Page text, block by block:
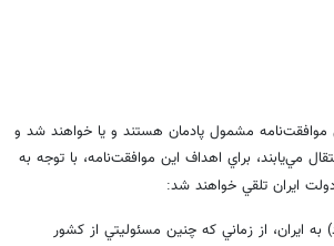
مشمول پادمان هستند و يا خواهند شد و
مي‌يابند، براي اهداف اين موافقت‌نامه، با توجه به
ايران تلقي خواهند شد:
به ايران، از زماني كه چنين مسئوليتي از كشور